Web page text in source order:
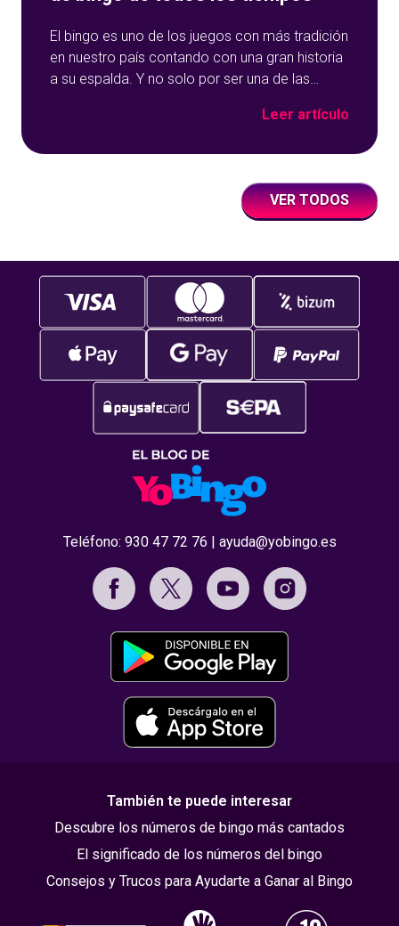
El bingo es uno de los juegos con más tradición
en nuestro país contando con una gran historia
a su espalda. Y no solo por ser una de las
de juegos de tómbola, YoBingo, sino porque es
Leer artículo
VER TODOS
Teléfono: 930 47 72 76 | ayuda@yobingo.es
También te puede interesar
Descubre los números de bingo más cantados
El significado de los números del bingo
Consejos y Trucos para Ayudarte a Ganar al Bingo